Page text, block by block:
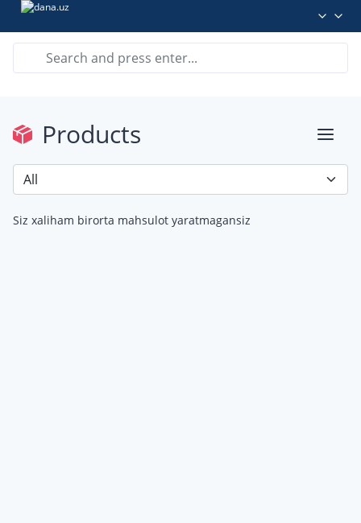
Products
Siz xaliham birorta mahsulot yaratmagansiz